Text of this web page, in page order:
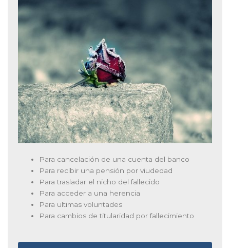
Para cancelación de una cuenta del banco
Para recibir una pensión por viudedad
Para trasladar el nicho del fallecido
Para acceder a una herencia
Para ultimas voluntades
Para cambios de titularidad por fallecimiento